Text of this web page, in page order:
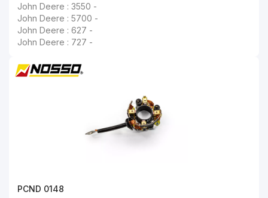
John Deere : 3550 -
John Deere : 5700 -
John Deere : 627 -
John Deere : 727 -
PCND 0148